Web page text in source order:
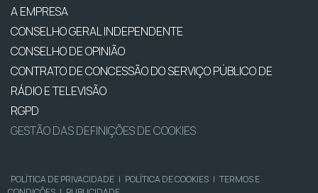
A EMPRESA
CONSELHO GERAL INDEPENDENTE
CONSELHO DE OPINIÃO
CONTRATO DE CONCESSÃO DO SERVIÇO PÚBLICO DE
RÁDIO E TELEVISÃO
RGPD
GESTÃO DAS DEFINIÇÕES DE COOKIES
POLÍTICA DE PRIVACIDADE | POLÍTICA DE COOKIES | TERMOS E